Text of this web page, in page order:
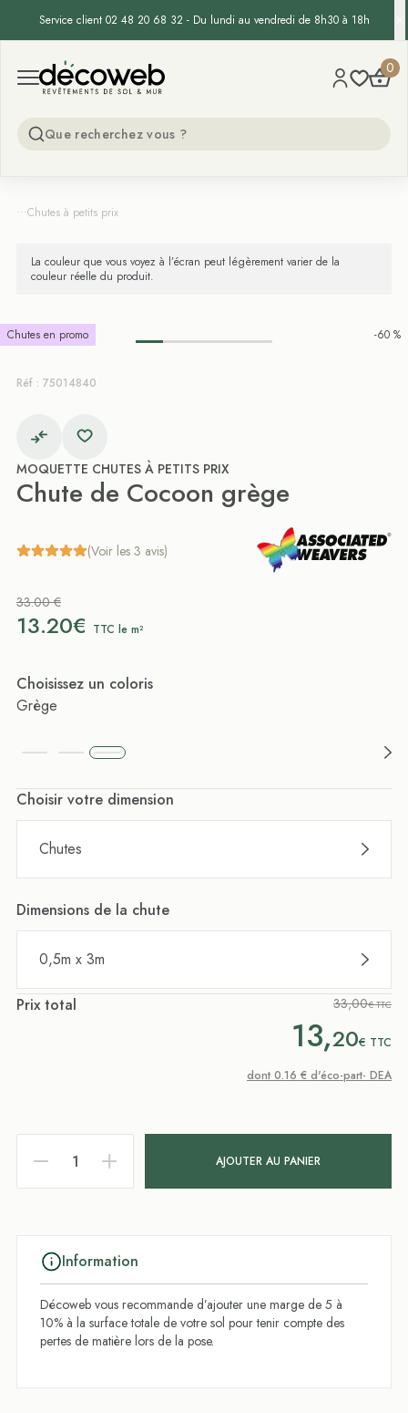
Service client 02 48 20 68 32 - Du lundi au vendredi de 8h30 à 18h
Open menu
Decoweb 0
...Chutes à petits prix
La couleur que vous voyez à l’écran peut légèrement varier de la
couleur réelle du produit.
Chutes en promo -60 %
Réf : 75014840
MOQUETTE CHUTES À PETITS PRIX
Chute de Cocoon grège
(Voir les 3 avis)
33.00 €
13.20€ TTC le m²
Choisissez un coloris
Grège
Choisir votre dimension
Chutes
Dimensions de la chute
0,5m x 3m
Prix total 33,00€ TTC
13,20€ TTC
dont 0.16 € d'éco-part- DEA
AJOUTER AU PANIER
Information
Décoweb vous recommande d’ajouter une marge de 5 à
10% à la surface totale de votre sol pour tenir compte des
pertes de matière lors de la pose.